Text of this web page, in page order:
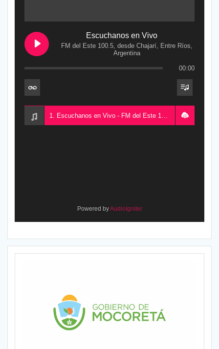
Escuchanos en Vivo
FM del Este 100.5, desde Chajarí, Entre Ríos,
Argentina
00:00
Powered byAudioIgniter